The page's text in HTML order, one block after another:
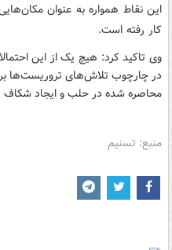
این نقاط همواره به عنوان
کار رفته است.
وی تاکید کرد: هیچ یک از این
در چارچوب تلاش‌های تروریست‌ها
محاصره شده در حلب و ایجاد
منبع: تسنیم